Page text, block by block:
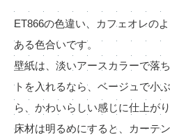
ET866の色違い、カフェオレの
ある色合いです。
壁紙は、淡いアースカラーで落
トを入れるなら、ベージュで小
ら、かわいらしい感じに仕上がり
床材は明るめにすると、カーテ